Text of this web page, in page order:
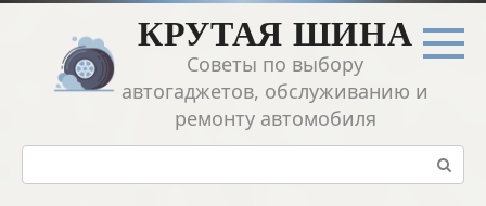
Перейти
контенту
КРУТАЯ ШИНА
Советы по выбору
автогаджетов, обслуживанию и
ремонту автомобиля
Поиск: